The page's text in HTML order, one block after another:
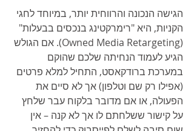
הגישה הנכונה והרווחית יותר, במיוחד לחגי
הקניות, היא "רימרקטינג בנכסים בבעלות"
(Owned Media Retargeting). אם הגולש
הגיע לעמוד הנחיתה שלכם שהוקם
במערכת ברודקאסט, התחיל למלא פרטים
(אפילו רק שם וטלפון) אך לא סיים את
הפעולה, או אם מדובר בלקוח עבר שלחץ
על קישור ששלחתם לו אך לא קנה – אין